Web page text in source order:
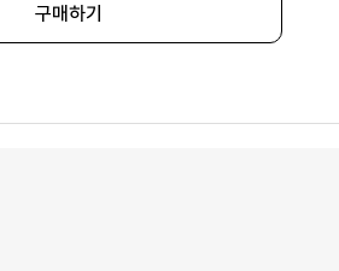
구매하기